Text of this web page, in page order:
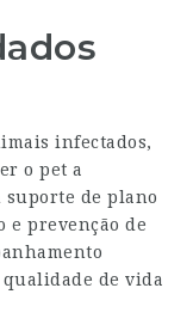
infectados,
o pet a
suporte de plano
e prevenção de
de vida